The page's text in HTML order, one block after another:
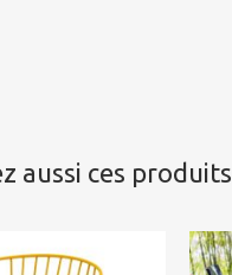
aussi ces produits